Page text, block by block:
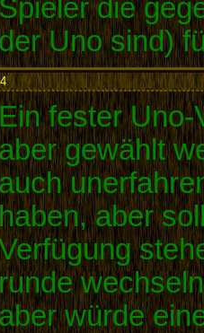
die
Uno sind)
:
fester Uno-
gewählt
aber
würde